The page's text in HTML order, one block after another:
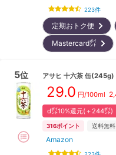
223件
定期おトク便
Mastercard㌽
5位 アサヒ 十六茶 缶(245g)
29.0 円/100ml
d㌽10%還元(＋244㌽)
316ポイント 送料無料
Amazon